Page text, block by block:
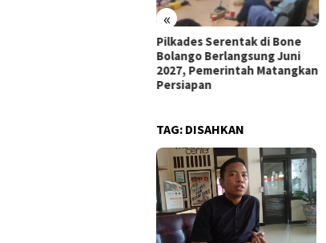
«
Pilkades Serentak di Bone
Bolango Berlangsung Juni
2027, Pemerintah Matangkan
Persiapan
TAG: DISAHKAN